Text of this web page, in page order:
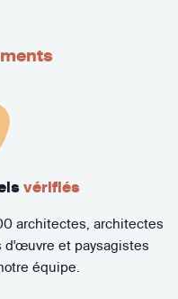
vérifiés
architectes, architectes
d'œuvre et paysagistes
équipe.